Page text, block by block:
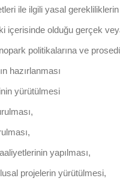
ile ilgili yasal
içerisinde olduğu gerçek
politikalarına ve
hazırlanması
yürütülmesi
yapılması,
projelerin yürütülmesi,